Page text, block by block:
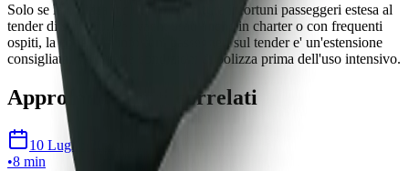
Solo se la polizza include la copertura infortuni passeggeri estesa al
tender di servizio. Per yacht usati anche in charter o con frequenti
ospiti, la copertura infortuni passeggeri sul tender e' un'estensione
consigliata. Verifica le condizioni di polizza prima dell'uso intensivo.
Approfondimenti correlati
10 Luglio 2026
•8 min